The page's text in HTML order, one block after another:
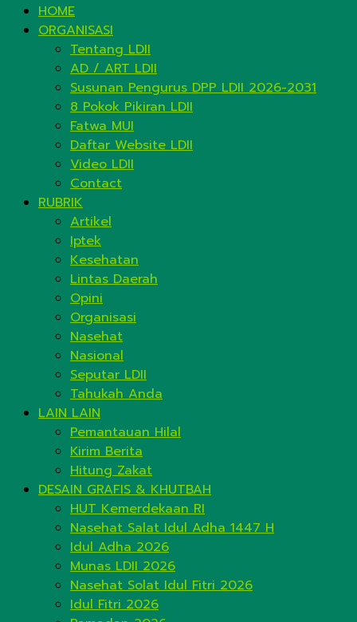
HOME
ORGANISASI
Tentang LDII
AD / ART LDII
Susunan Pengurus DPP LDII 2026-2031
8 Pokok Pikiran LDII
Fatwa MUI
Daftar Website LDII
Video LDII
Contact
RUBRIK
Artikel
Iptek
Kesehatan
Lintas Daerah
Opini
Organisasi
Nasehat
Nasional
Seputar LDII
Tahukah Anda
LAIN LAIN
Pemantauan Hilal
Kirim Berita
Hitung Zakat
DESAIN GRAFIS & KHUTBAH
HUT Kemerdekaan RI
Nasehat Salat Idul Adha 1447 H
Idul Adha 2026
Munas LDII 2026
Nasehat Solat Idul Fitri 2026
Idul Fitri 2026